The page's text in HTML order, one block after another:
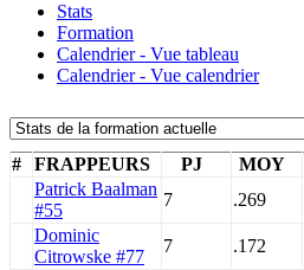
Stats
Formation
Calendrier - Vue tableau
Calendrier - Vue calendrier
# FRAPPEURS PJ MOY
Patrick Baalman
#55
7 .269
Dominic
Citrowske #77
7 .172